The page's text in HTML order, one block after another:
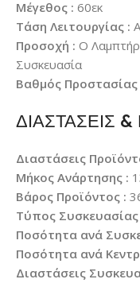
Μέγεθος : 60εκ
Τάση Λειτουργίας :
Προσοχή : Ο
Συσκευασία
Βαθμός Προστασίας
ΔΙΑΣΤΑΣΕΙΣ
Διαστάσεις
Μήκος Ανάρτησης :
Βάρος Προϊόντος :
Τύπος Συσκευασίας
Ποσότητα ανά
Ποσότητα ανά
Διαστάσεις